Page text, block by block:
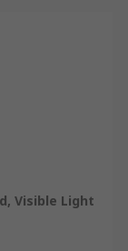
Visible Light